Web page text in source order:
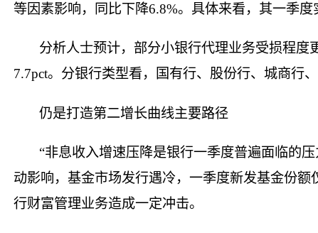
等因素影响，同比下降6.8%。具体来看，其一季
分析人士预计，部分小银行代理业务受损程
7.7pct。分银行类型看，国有行、股份行、城商行
仍是打造第二增长曲线主要路径
“非息收入增速压降是银行一季度普遍面临的
动影响，基金市场发行遇冷，一季度新发基金份
行财富管理业务造成一定冲击。